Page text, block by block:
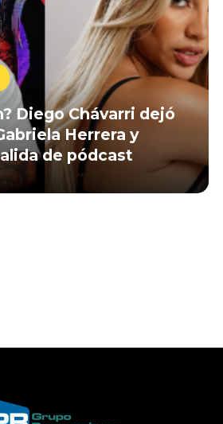
Diego Chávarri dejó
Herrera y
de pódcast